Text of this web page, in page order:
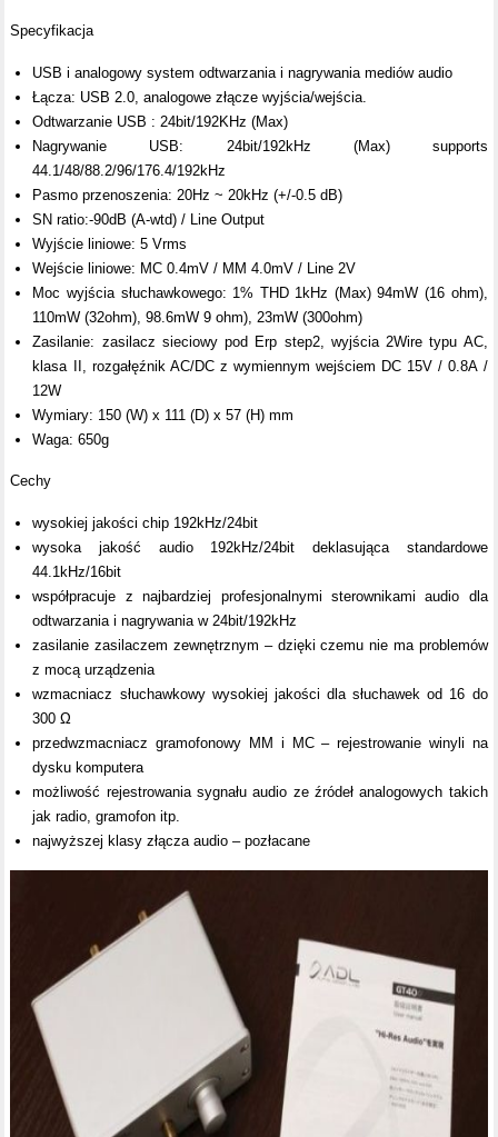
Specyfikacja
USB i analogowy system odtwarzania i nagrywania mediów audio
Łącza: USB 2.0, analogowe złącze wyjścia/wejścia.
Odtwarzanie USB : 24bit/192KHz (Max)
Nagrywanie USB: 24bit/192kHz (Max) supports
44.1/48/88.2/96/176.4/192kHz
Pasmo przenoszenia: 20Hz ~ 20kHz (+/-0.5 dB)
SN ratio:-90dB (A-wtd) / Line Output
Wyjście liniowe: 5 Vrms
Wejście liniowe: MC 0.4mV / MM 4.0mV / Line 2V
Moc wyjścia słuchawkowego: 1% THD 1kHz (Max) 94mW (16 ohm),
110mW (32ohm), 98.6mW 9 ohm), 23mW (300ohm)
Zasilanie: zasilacz sieciowy pod Erp step2, wyjścia 2Wire typu AC,
klasa II, rozgałęźnik AC/DC z wymiennym wejściem DC 15V / 0.8A /
12W
Wymiary: 150 (W) x 111 (D) x 57 (H) mm
Waga: 650g
Cechy
wysokiej jakości chip 192kHz/24bit
wysoka jakość audio 192kHz/24bit deklasująca standardowe
44.1kHz/16bit
współpracuje z najbardziej profesjonalnymi sterownikami audio dla
odtwarzania i nagrywania w 24bit/192kHz
zasilanie zasilaczem zewnętrznym – dzięki czemu nie ma problemów
z mocą urządzenia
wzmacniacz słuchawkowy wysokiej jakości dla słuchawek od 16 do
300 Ω
przedwzmacniacz gramofonowy MM i MC – rejestrowanie winyli na
dysku komputera
możliwość rejestrowania sygnału audio ze źródeł analogowych takich
jak radio, gramofon itp.
najwyższej klasy złącza audio – pozłacane